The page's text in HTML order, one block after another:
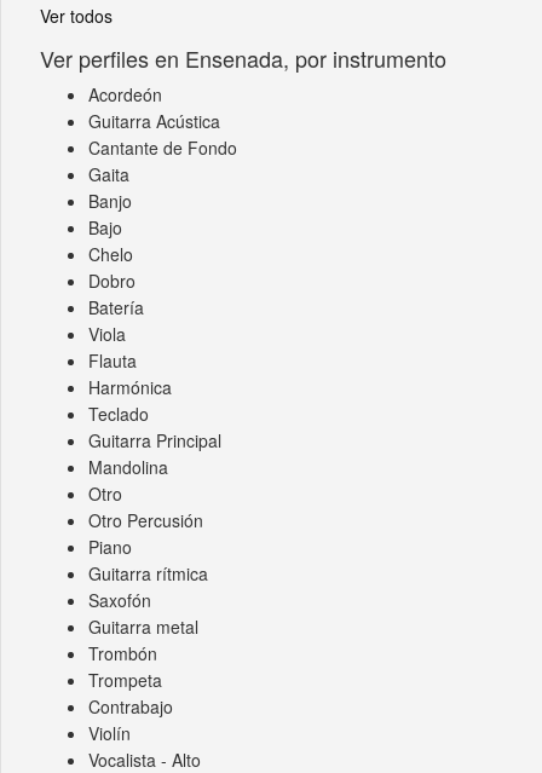
Ver todos
Ver perfiles en Ensenada, por instrumento
Acordeón
Guitarra Acústica
Cantante de Fondo
Gaita
Banjo
Bajo
Chelo
Dobro
Batería
Viola
Flauta
Harmónica
Teclado
Guitarra Principal
Mandolina
Otro
Otro Percusión
Piano
Guitarra rítmica
Saxofón
Guitarra metal
Trombón
Trompeta
Contrabajo
Violín
Vocalista - Alto